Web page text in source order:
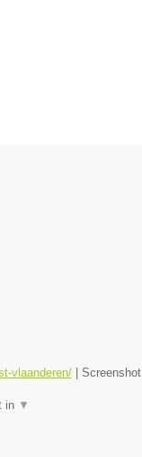
vlaanderen/| Screenshot
in ▼